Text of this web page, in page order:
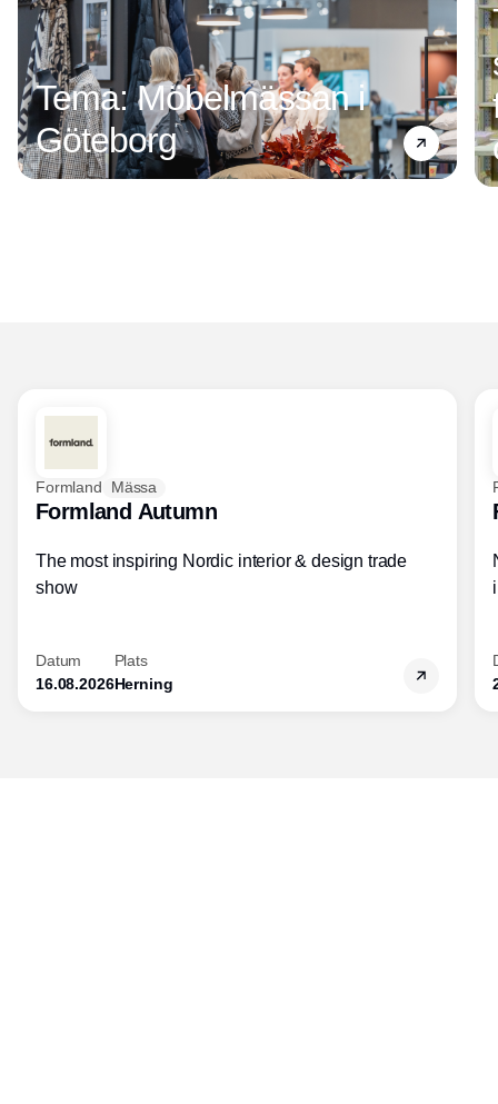
Tema: Möbelmässan i
Göteborg
Formland Mässa
Formland Autumn
The most inspiring Nordic interior & design trade
show
Datum
16.08.2026
Plats
Herning